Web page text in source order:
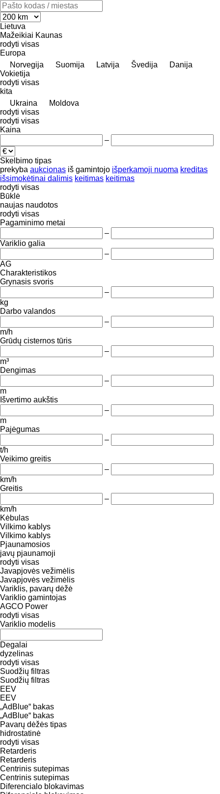
Lietuva
Mažeikiai Kaunas
rodyti visas
Europa
Norvegija
Suomija Latvija Švedija
Danija
Vokietija
rodyti visas
kita
Ukraina
Moldova
rodyti visas
rodyti visas
Kaina
–
Skelbimo tipas
prekyba aukcionas iš gamintojo išperkamoji nuoma kreditas
išsimokėtinai dalimis keitimas keitimas
rodyti visas
Būklė
naujas naudotos
rodyti visas
Pagaminimo metai
–
Variklio galia
–
AG
Charakteristikos
Grynasis svoris
–
kg
Darbo valandos
–
m/h
Grūdų cisternos tūris
–
m³
Dengimas
–
m
Išvertimo aukštis
–
m
Pajėgumas
–
t/h
Veikimo greitis
–
km/h
Greitis
–
km/h
Kėbulas
Vilkimo kablys
Vilkimo kablys
Pjaunamosios
javų pjaunamoji
rodyti visas
Javapjovės vežimėlis
Javapjovės vežimėlis
Variklis, pavarų dėžė
Variklio gamintojas
AGCO Power
rodyti visas
Variklio modelis
Degalai
dyzelinas
rodyti visas
Suodžių filtras
Suodžių filtras
EEV
EEV
„AdBlue“ bakas
„AdBlue“ bakas
Pavarų dėžės tipas
hidrostatinė
rodyti visas
Retarderis
Retarderis
Centrinis sutepimas
Centrinis sutepimas
Diferencialo blokavimas